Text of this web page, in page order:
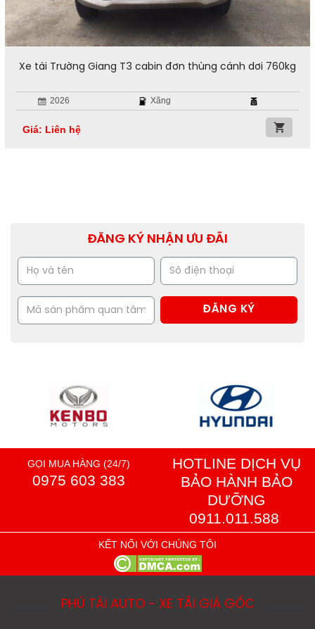
Xe tải Trường Giang T3 cabin đơn thùng cánh dơi 760kg
2026 Xăng
Giá: Liên hệ
ĐĂNG KÝ NHẬN ƯU ĐÃI
GỌI MUA HÀNG (24/7)
0975 603 383
HOTLINE DỊCH VỤ
BẢO HÀNH BẢO
DƯỠNG
0911.011.588
KẾT NỐI VỚI CHÚNG TÔI
PHÚ TÀI AUTO - XE TẢI GIÁ GỐC